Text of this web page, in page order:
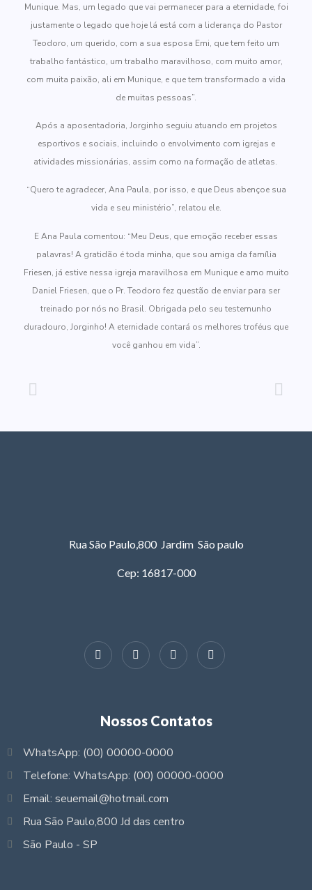
Munique. Mas, um legado que vai permanecer para a eternidade, foi
justamente o legado que hoje lá está com a liderança do Pastor
Teodoro, um querido, com a sua esposa Emi, que tem feito um
trabalho fantástico, um trabalho maravilhoso, com muito amor,
com muita paixão, ali em Munique, e que tem transformado a vida
de muitas pessoas”.
Após a aposentadoria, Jorginho seguiu atuando em projetos
esportivos e sociais, incluindo o envolvimento com igrejas e
atividades missionárias, assim como na formação de atletas.
“Quero te agradecer, Ana Paula, por isso, e que Deus abençoe sua
vida e seu ministério”, relatou ele.
E Ana Paula comentou: “Meu Deus, que emoção receber essas
palavras! A gratidão é toda minha, que sou amiga da família
Friesen, já estive nessa igreja maravilhosa em Munique e amo muito
Daniel Friesen, que o Pr. Teodoro fez questão de enviar para ser
treinado por nós no Brasil. Obrigada pelo seu testemunho
duradouro, Jorginho! A eternidade contará os melhores troféus que
você ganhou em vida”.
Rua São Paulo,800 Jardim São paulo
Cep: 16817-000
Nossos Contatos
WhatsApp: (00) 00000-0000
Telefone: WhatsApp: (00) 00000-0000
Email: seuemail@hotmail.com
Rua São Paulo,800 Jd das centro
São Paulo - SP